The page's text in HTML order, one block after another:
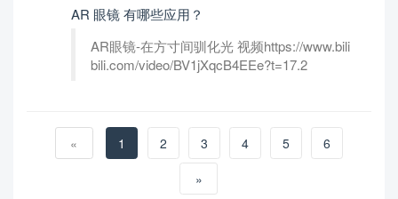
AR 眼镜 有哪些应用？
AR眼镜-在方寸间驯化光 视频https://www.bili
bili.com/video/BV1jXqcB4EEe?t=17.2
« 1 2 3 4 5
6
»